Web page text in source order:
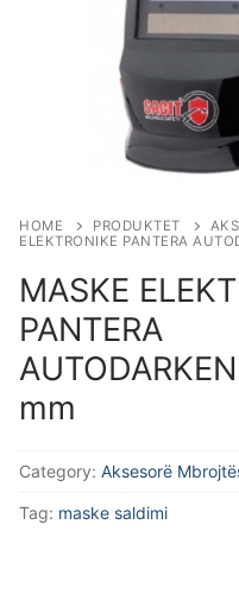
Saldatriçe
Aksesorë Saldimi
HOME PRODUKTET
ELEKTRONIKE PANTERA
MASKE
PANTERA
mm
Category: Aksesorë
Tag: maske saldimi